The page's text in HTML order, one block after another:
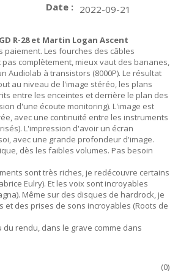
Date : 2022-09-21
R-28 et Martin Logan Ascent
paiement. Les fourches des câbles
complètement, mieux vaut des bananes,
Audiolab à transistors (8000P). Le résultat
au niveau de l'image stéréo, les plans
entre les enceintes et derrière le plan des
d'une écoute monitoring). L'image est
avec une continuité entre les instruments
L'impression d'avoir un écran
avec une grande profondeur d'image.
dès les faibles volumes. Pas besoin
sont très riches, je redécouvre certains
Eulry). Et les voix sont incroyables
Même sur des disques de hardrock, je
et des prises de sons incroyables (Roots de
rendu, dans le grave comme dans
(0)